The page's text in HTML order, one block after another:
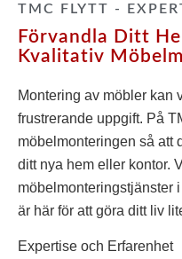
TMC FLYTT -
Förvandla Ditt
Kvalitativ
Montering av möbler kan
frustrerande uppgift. På
möbelmonteringen så att
ditt nya hem eller kontor.
möbelmonteringstjänster
är här för att göra ditt liv
Expertise och Erfarenhet